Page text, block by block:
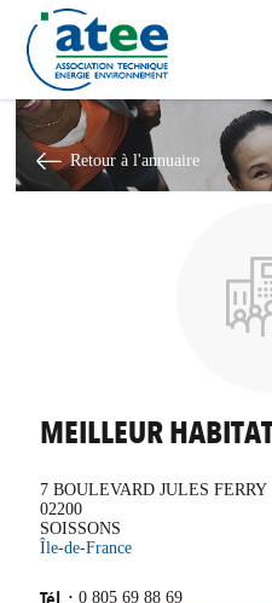
Aller
contenu
principal
Retour à l'annuaire
MEILLEUR
7 BOULEVARD JULES FERRY
02200
SOISSONS
Île-de-France
0 805 69 88 69
Panneau de gestion des cookies